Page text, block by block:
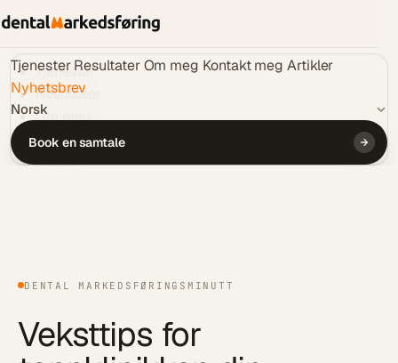
Tjenester
Resultater
Om meg
Kontakt meg
Artikler
TjenesterResultaterOm meg Kontakt megArtikler
Nyhetsbrev
Norsk
Book en samtale
DENTAL MARKEDSFØRINGSMINUTT
Veksttips for